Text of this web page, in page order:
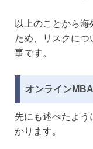
以上のことから海
ため、リスクにつ
事です。
オンライン
先にも述べたよ
かります。